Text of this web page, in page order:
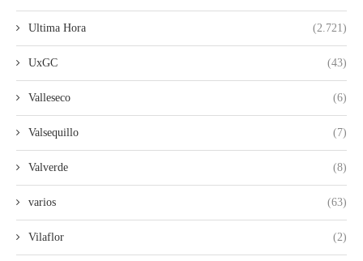
Ultima Hora (2.721)
UxGC (43)
Valleseco (6)
Valsequillo (7)
Valverde (8)
varios (63)
Vilaflor (2)